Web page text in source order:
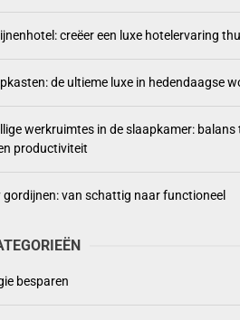
creëer een luxe hotelervaring
de ultieme luxe in hedendaagse
werkruimtes in de slaapkamer: balans
productiviteit
gordijnen: van schattig naar functioneel
besparen